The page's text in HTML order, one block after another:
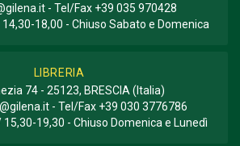
- Tel/Fax +39 035 970428
18,00 - Chiuso Sabato e Domenica
LIBRERIA
74 - 25123, BRESCIA (Italia)
- Tel/Fax +39 030 3776786
19,30 - Chiuso Domenica e Lunedì